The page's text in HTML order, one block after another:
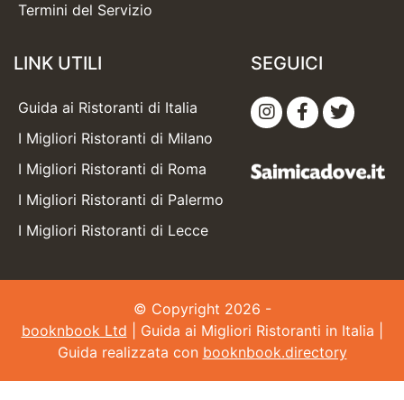
Termini del Servizio
LINK UTILI
Guida ai Ristoranti di Italia
I Migliori Ristoranti di Milano
I Migliori Ristoranti di Roma
I Migliori Ristoranti di Palermo
I Migliori Ristoranti di Lecce
SEGUICI
© Copyright 2026 -
booknbook Ltd | Guida ai Migliori Ristoranti in Italia |
Guida realizzata con booknbook.directory